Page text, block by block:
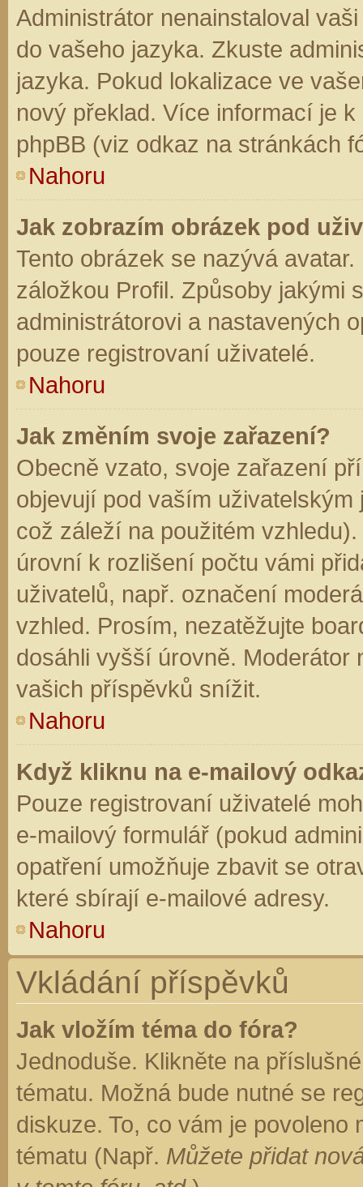
Administrátor nenainstaloval
do vašeho jazyka. Zkuste
jazyka. Pokud lokalizace ve
nový překlad. Více informací je
phpBB (viz odkaz na stránkách
Nahoru
Jak zobrazím obrázek pod
Tento obrázek se nazývá
záložkou Profil. Způsoby jakými
administrátorovi a nastavených
pouze registrovaní uživatelé.
Nahoru
Jak změním svoje zařazení?
Obecně vzato, svoje zařazení
objevují pod vaším
což záleží na použitém
úrovní k rozlišení počtu vámi
uživatelů, např. označení
vzhled. Prosím, nezatěžujte
dosáhli vyšší úrovně. Moderátor
vašich příspěvků snížit.
Nahoru
Když kliknu na e-mailový
Pouze registrovaní uživatelé
e-mailový formulář (pokud
opatření umožňuje zbavit se
které sbírají e-mailové adresy.
Nahoru
Vkládání příspěvků
Jak vložím téma do fóra?
Jednoduše. Klikněte na
tématu. Možná bude nutné se
diskuze. To, co vám je
tématu (Např. Můžete přidat